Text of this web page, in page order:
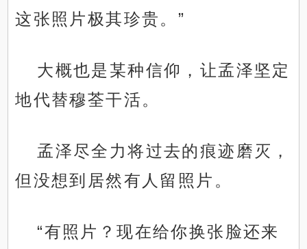
这张照片极其珍贵。”
大概也是某种信仰，让孟泽坚定
地代替穆荃干活。
孟泽尽全力将过去的痕迹磨灭，
但没想到居然有人留照片。
“有照片？现在给你换张脸还来